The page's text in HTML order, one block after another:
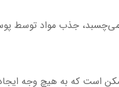
جذب مواد توسط
ممکن است که به هیچ وجه